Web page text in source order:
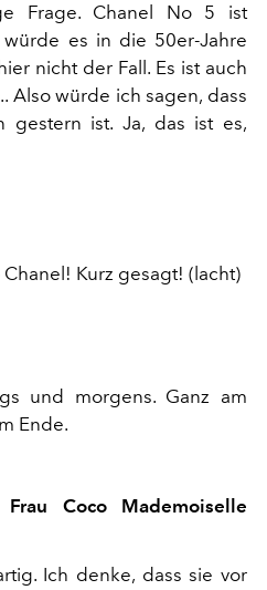
Frage. Chanel No 5 ist
würde es in die 50er-Jahre
nicht der Fall. Es ist auch
Also würde ich sagen, dass
gestern ist. Ja, das ist es,
Kurz gesagt! (lacht)
und morgens. Ganz am
Ende.
Coco Mademoiselle
Ich denke, dass sie vor